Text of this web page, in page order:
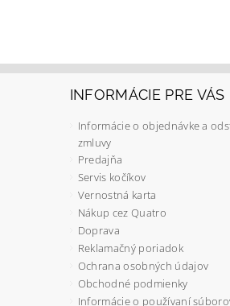
INFORMÁCIE PRE VÁS
Informácie o objednávke a
zmluvy
Predajňa
Servis kočíkov
Vernostná karta
Nákup cez Quatro
Doprava
Reklamačný poriadok
Ochrana osobných údajov
Obchodné podmienky
Informácie o používaní